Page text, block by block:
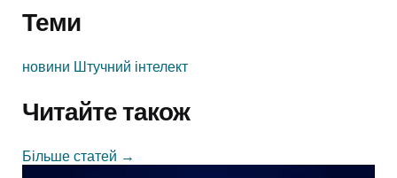
Теми
новини Штучний інтелект
Читайте також
Більше статей →